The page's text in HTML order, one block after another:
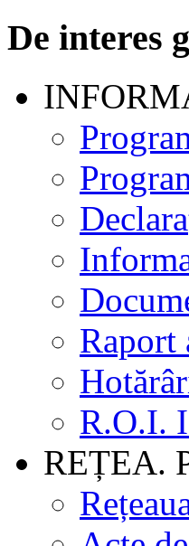
De interes
Raport
R.O.I.
REȚEA.